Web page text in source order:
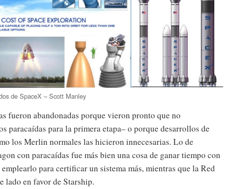
de SpaceX – Scott Manley
fueron abandonadas porque vieron pronto que no
paracaídas para la primera etapa– o porque desarrollos de
los Merlin normales las hicieron innecesarias. Lo de
con paracaídas fue más bien una cosa de ganar tiempo con
para certificar un sistema más, mientras que la Red
lado en favor de Starship.